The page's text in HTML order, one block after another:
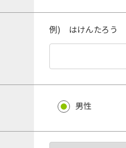
例) はけんたろう
男性